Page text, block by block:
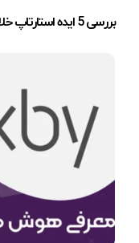
بررسی 5 ایده استارتاپ خلاقانه و پول‌ساز با هوش مصنوعی